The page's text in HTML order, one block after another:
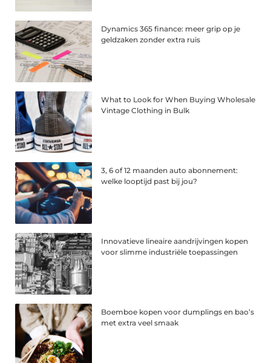
Dynamics 365 finance: meer grip op je
geldzaken zonder extra ruis
What to Look for When Buying Wholesale
Vintage Clothing in Bulk
3, 6 of 12 maanden auto abonnement:
welke looptijd past bij jou?
Innovatieve lineaire aandrijvingen kopen
voor slimme industriële toepassingen
Boemboe kopen voor dumplings en bao’s
met extra veel smaak